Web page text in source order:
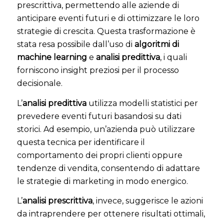
prescrittiva, permettendo alle aziende di
anticipare eventi futuri e di ottimizzare le loro
strategie di crescita. Questa trasformazione è
stata resa possibile dall’uso di algoritmi di
machine learning e analisi predittiva, i quali
forniscono insight preziosi per il processo
decisionale.
L’analisi predittivautilizza modelli statistici per
prevedere eventi futuri basandosi su dati
storici. Ad esempio, un’azienda può utilizzare
questa tecnica per identificare il
comportamento dei propri clienti oppure
tendenze di vendita, consentendo di adattare
le strategie di marketing in modo energico.
L’analisi prescrittiva, invece, suggerisce le azioni
da intraprendere per ottenere risultati ottimali,